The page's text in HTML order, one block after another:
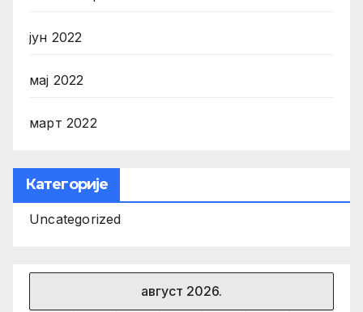
јун 2022
мај 2022
март 2022
Категорије
Uncategorized
август 2026.